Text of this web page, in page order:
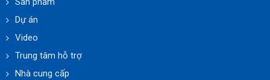
Dự án
Video
Trung tâm hỗ trợ
Nhà cung cấp